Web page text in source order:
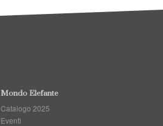
Mondo Elefante
Catalogo 2025
Eventi